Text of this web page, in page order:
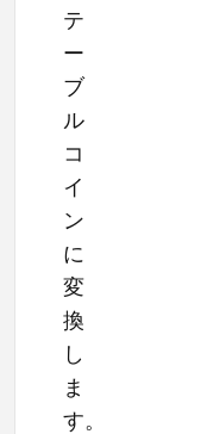
テ
ー
ブ
ル
コ
イ
ン
に
変
換
し
ま
す。